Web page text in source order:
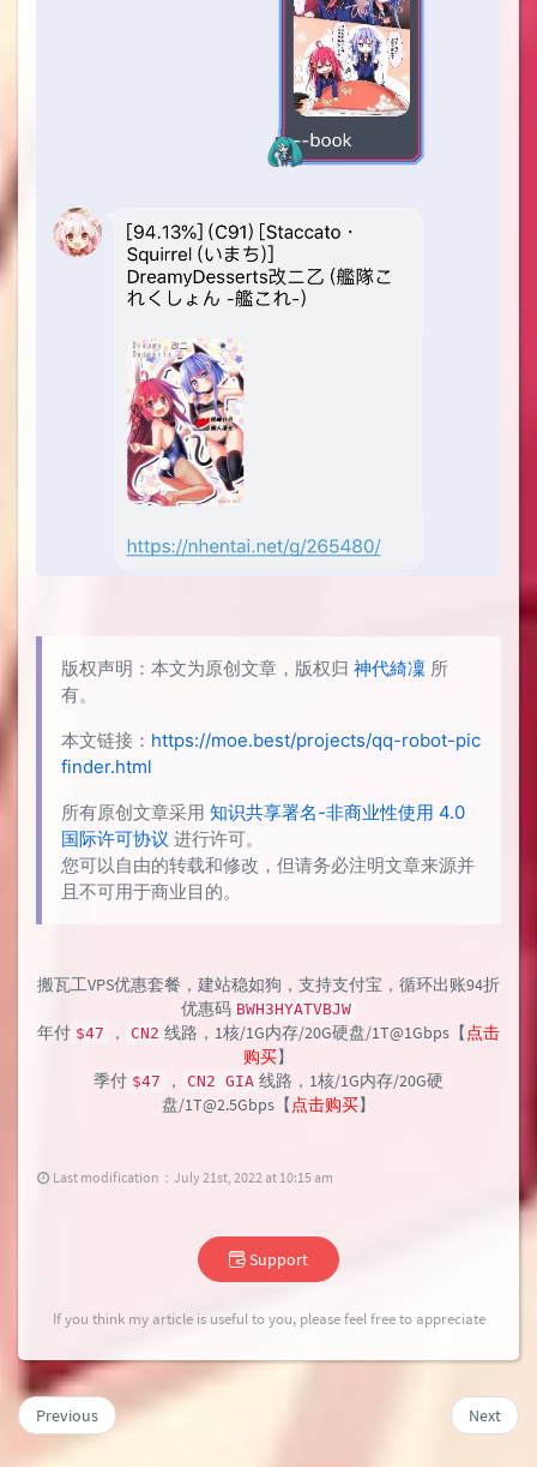
版权声明：本文为原创文章，版权归 神代綺凜 所
有。
本文链接： https://moe.best/projects/qq-robot-pic
finder.html
所有原创文章采用 知识共享署名-非商业性使用 4.0
国际许可协议 进行许可。
您可以自由的转载和修改，但请务必注明文章来源并
且不可用于商业目的。
搬瓦工VPS优惠套餐，建站稳如狗，支持支付宝，循环出账94折
优惠码 BWH3HYATVBJW
年付 $47 ， CN2 线路，1核/1G内存/20G硬盘/1T@1Gbps【点击
购买】
季付 $47 ， CN2 GIA 线路，1核/1G内存/20G硬
盘/1T@2.5Gbps【点击购买】
Last modification：July 21st, 2022 at 10:15 am
Support
If you think my article is useful to you, please feel free to appreciate
Next
Previous